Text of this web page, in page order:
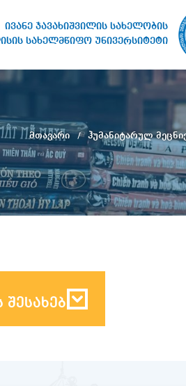
ივანე ჯავახიშვილის სახელობის
სახელმწიფო უნივერსიტეტი
მთავარი ჰუმანიტარულ